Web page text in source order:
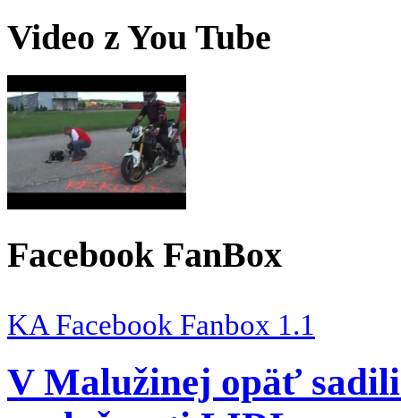
Video z You Tube
Facebook FanBox
KA Facebook Fanbox 1.1
V Malužinej opäť